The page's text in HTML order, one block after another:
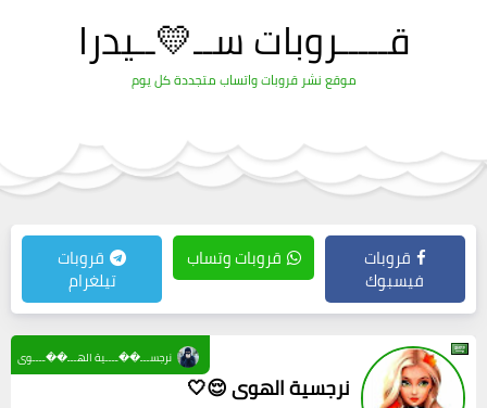
قـــــروبات ســ💛ــيدرا
موقع نشر قروبات واتساب متجددة كل يوم
قروبات
فيسبوك
قروبات وتساب قروبات
تيلغرام
نرجسية الهوى 😌🤍
نرجســـ��ــــية الهـــ��ــــوى